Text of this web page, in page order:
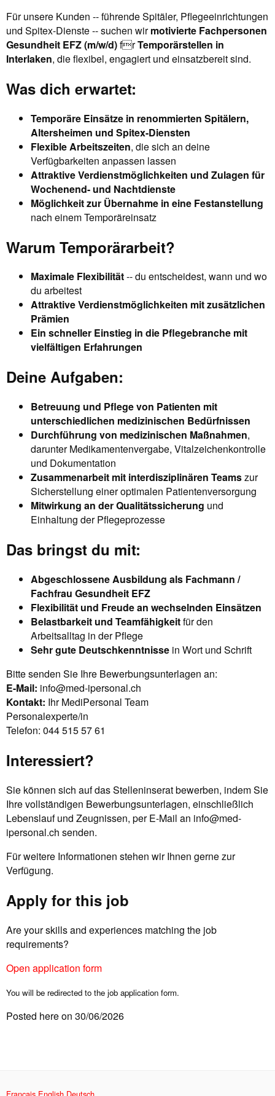
Für unsere Kunden -- führende Spitäler, Pflegeeinrichtungen
und Spitex-Dienste -- suchen wirmotivierte Fachpersonen
Gesundheit EFZ (m/w/d)frTemporärstellen in
Interlaken, die flexibel, engagiert und einsatzbereit sind.
Was dich erwartet:
Temporäre Einsätze in renommierten Spitälern,
Altersheimen und Spitex-Diensten
Flexible Arbeitszeiten, die sich an deine
Verfügbarkeiten anpassen lassen
Attraktive Verdienstmöglichkeiten und Zulagen für
Wochenend- und Nachtdienste
Möglichkeit zur Übernahme in eine Festanstellung
nach einem Temporäreinsatz
Warum Temporärarbeit?
Maximale Flexibilität-- du entscheidest, wann und wo
du arbeitest
Attraktive Verdienstmöglichkeiten mit zusätzlichen
Prämien
Ein schneller Einstieg in die Pflegebranche mit
vielfältigen Erfahrungen
Deine Aufgaben:
Betreuung und Pflege von Patienten mit
unterschiedlichen medizinischen Bedürfnissen
Durchführung von medizinischen Maßnahmen,
darunter Medikamentenvergabe, Vitalzeichenkontrolle
und Dokumentation
Zusammenarbeit mit interdisziplinären Teamszur
Sicherstellung einer optimalen Patientenversorgung
Mitwirkung an der Qualitätssicherung und
Einhaltung der Pflegeprozesse
Das bringst du mit:
Abgeschlossene Ausbildung als Fachmann /
Fachfrau Gesundheit EFZ
Flexibilität und Freude an wechselnden Einsätzen
Belastbarkeit und Teamfähigkeitfür den
Arbeitsalltag in der Pflege
Sehr gute Deutschkenntnisse in Wort und Schrift
Bitte senden Sie Ihre Bewerbungsunterlagen an:
E-Mail: info@med-ipersonal.ch
Kontakt: Ihr MediPersonal Team
Personalexperte/in
Telefon: 044 515 57 61
Interessiert?
Sie können sich auf das Stelleninserat bewerben, indem Sie
Ihre vollständigen Bewerbungsunterlagen, einschließlich
Lebenslauf und Zeugnissen, per E-Mail an info@med-
ipersonal.ch senden.
Für weitere Informationen stehen wir Ihnen gerne zur
Verfügung.
Apply for this job
Are your skills and experiences matching the job
requirements?
Open application form
You will be redirected to the job application form.
Posted here on 30/06/2026